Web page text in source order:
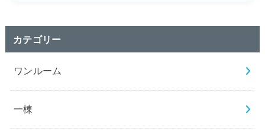
カテゴリー
ワンルーム
一棟